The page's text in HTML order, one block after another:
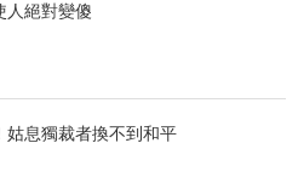
人絕對變傻
姑息獨裁者換不到和平